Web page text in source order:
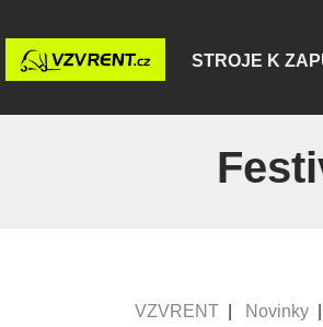
STROJE K
VZVRENT Novinky